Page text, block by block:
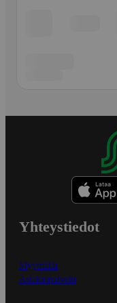
Yhteystiedot
Myymälät
Asiakaspalvelu